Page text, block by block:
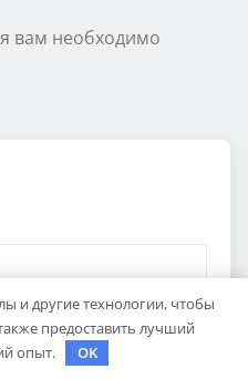
вам необходимо
и другие технологии, чтобы
предоставить лучший
опыт.
OK